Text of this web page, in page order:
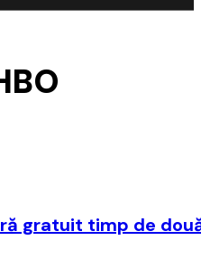
gratuit timp de